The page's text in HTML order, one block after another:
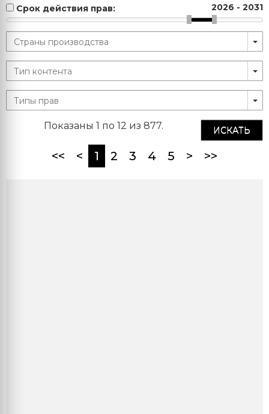
Срок действия прав: 2026 - 2031
ИСКАТЬ
Показаны 1 по 12 из 877.
<< < 1 (current)
2 3 4 5 > >>